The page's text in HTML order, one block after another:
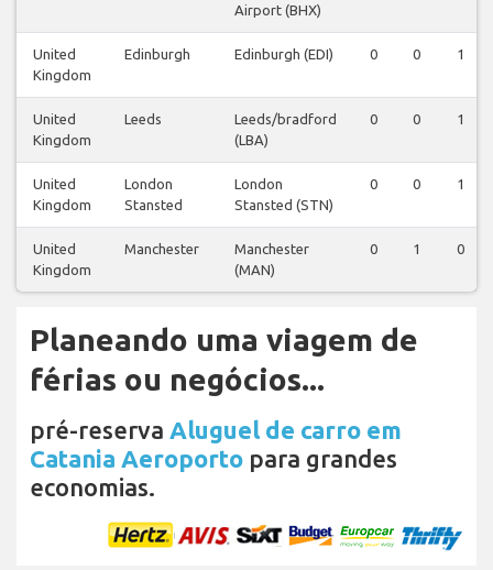
Airport (BHX)
United
Kingdom
Edinburgh Edinburgh (EDI) 0 0 1
United
Kingdom
Leeds
Leeds/bradford
(LBA)
0 0 1
United
Kingdom
London
Stansted
London
Stansted (STN)
0 0 1
United
Kingdom
Manchester
Manchester
(MAN)
0 1 0
Planeando uma viagem de
férias ou negócios...
pré-reserva Aluguel de carro em
Catania Aeroporto para grandes
economias.